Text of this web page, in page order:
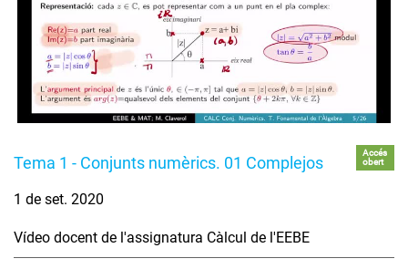
Tema 1 - Conjunts numèrics. 01 Complejos
Accés
obert
1 de set. 2020
Vídeo docent de l'assignatura Càlcul de l'EEBE